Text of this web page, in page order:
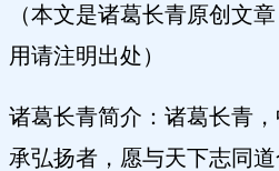
（本文是诸葛长青原创文
用请注明出处）
诸葛长青简介：诸葛长青
承弘扬者，愿与天下志同道